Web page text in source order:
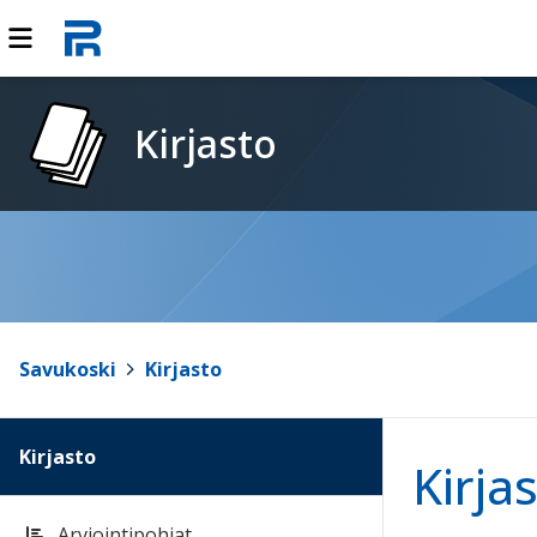
Kirjasto
Savukoski Kirjasto
Kirjasto